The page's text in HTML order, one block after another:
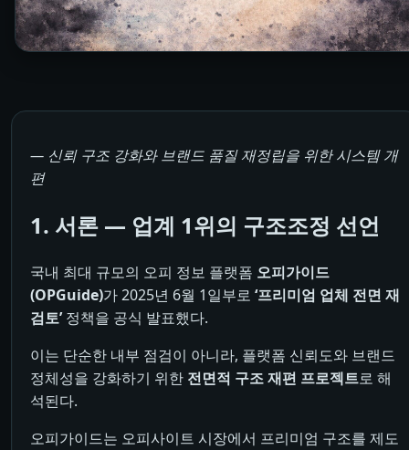
― 신뢰 구조 강화와 브랜드 품질 재정립을 위한 시스템 개
편
1. 서론 ― 업계 1위의 구조조정 선언
국내 최대 규모의 오피 정보 플랫폼 오피가이드
(OPGuide)가 2025년 6월 1일부로 ‘프리미엄 업체 전면 재
검토’정책을 공식 발표했다.
이는 단순한 내부 점검이 아니라, 플랫폼 신뢰도와 브랜드
정체성을 강화하기 위한 전면적 구조 재편 프로젝트로 해
석된다.
오피가이드는 오피사이트 시장에서 프리미엄 구조를 제도